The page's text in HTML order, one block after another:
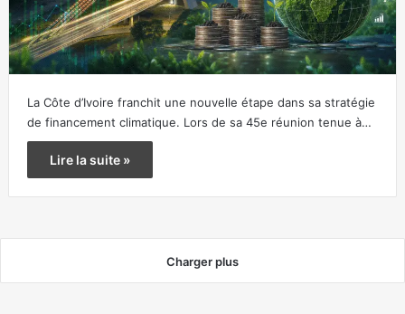
La Côte d’Ivoire franchit une nouvelle étape dans sa stratégie
de financement climatique. Lors de sa 45e réunion tenue à…
Lire la suite »
Charger plus